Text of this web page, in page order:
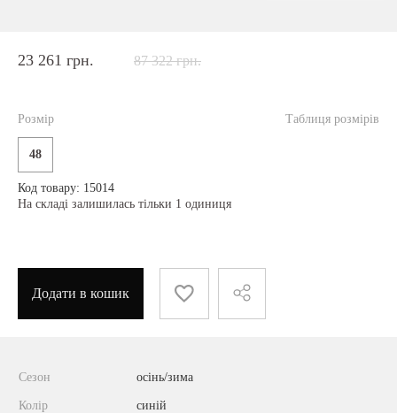
23 261 грн. 87 322 грн.
Таблиця розмірів
Розмір
48
Код товару: 15014
На складі залишилась тільки 1 одиниця
Додати в кошик
Сезон осінь/зима
Колір синій